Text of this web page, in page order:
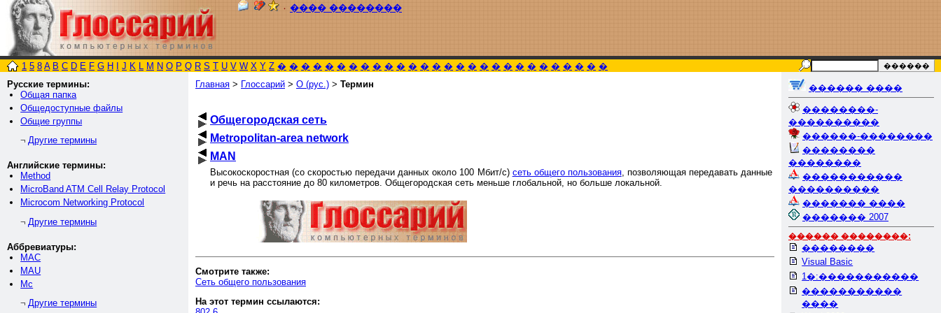
٠ ���� ��������
1 5 8 A B C D E F G H J K L M N O P Q R S T U V W X Y Z � � � � � � � � � � � � � � � � � � � � � � � � � � � �
Русские термины:
Общая папка
Общедоступные файлы
Общие группы
¬ Другие термины
Английские термины:
Method
MicroBand ATM Cell Relay Protocol
Microcom Networking Protocol
¬ Другие термины
Аббревиатуры:
MAC
MAU
Mc
¬ Другие термины
Главная > Глоссарий > О (рус.) > Термин
Общегородская сеть
Metropolitan-area network
MAN
Высокоскоростная (со скоростью передачи данных около 100 Мбит/с) сеть общего пользования, позволяющая передавать данные
и речь на расстояние до 80 километров. Общегородская сеть меньше глобальной, но больше локальной.
Смотрите также:
Сеть общего пользования
На этот термин ссылаются:
������ ����
��������-
����������
������-��������
��������
��������
�����������
����������
������� ����
������� 2007
������ ��������:
��������
Visual Basic
1�:�����������
�����������
����